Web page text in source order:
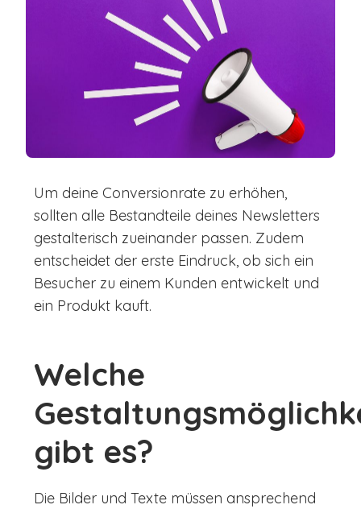
Um deine Conversionrate zu erhöhen,
sollten alle Bestandteile deines Newsletters
gestalterisch zueinander passen. Zudem
entscheidet der erste Eindruck, ob sich ein
Besucher zu einem Kunden entwickelt und
ein Produkt kauft.
Welche
gibt es?
Die Bilder und Texte müssen ansprechend